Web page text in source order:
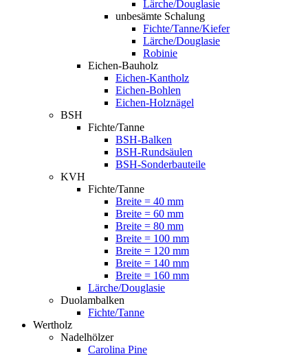
Lärche/Douglasie
unbesämte Schalung
Fichte/Tanne/Kiefer
Lärche/Douglasie
Robinie
Eichen-Bauholz
Eichen-Kantholz
Eichen-Bohlen
Eichen-Holznägel
BSH
Fichte/Tanne
BSH-Balken
BSH-Rundsäulen
BSH-Sonderbauteile
KVH
Fichte/Tanne
Breite = 40 mm
Breite = 60 mm
Breite = 80 mm
Breite = 100 mm
Breite = 120 mm
Breite = 140 mm
Breite = 160 mm
Lärche/Douglasie
Duolambalken
Fichte/Tanne
Wertholz
Nadelhölzer
Carolina Pine